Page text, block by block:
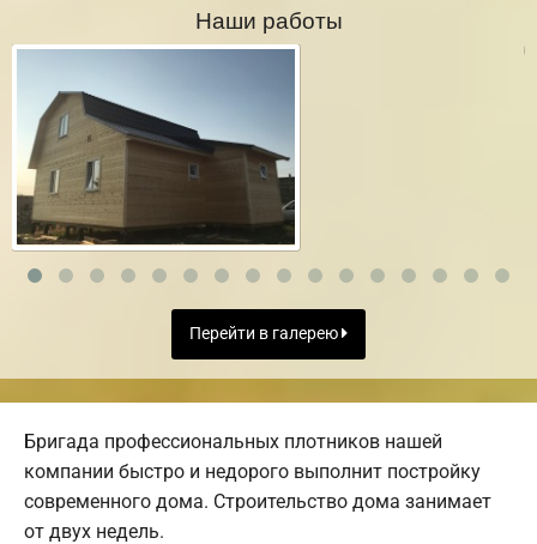
Наши работы
Перейти в галерею
Бригада профессиональных плотников нашей
компании быстро и недорого выполнит постройку
современного дома. Строительство дома занимает
от двух недель.